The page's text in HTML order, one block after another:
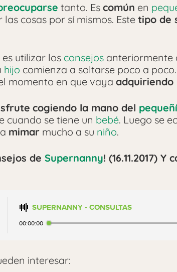
tanto. Es común en
las cosas por sí mismos. Este tipo de
utilizar los consejos anteriormente
hijo comienza a soltarse poco a
momento en que vaya adquiriendo
cogiendo la mano del
cuando se tiene un bebé. Luego se
mimar mucho a su niño.
de Supernanny! (16.11.2017)
SUPERNANNY - CONSULTAS
00:00:00
interesar: